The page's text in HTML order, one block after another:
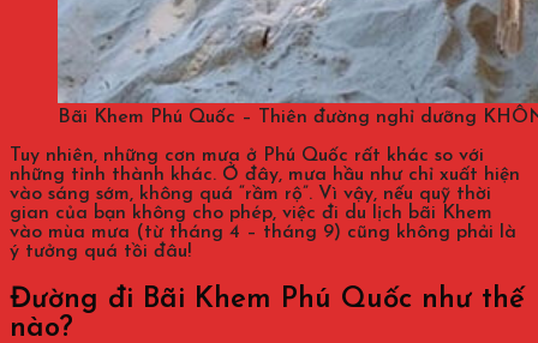
Bãi Khem Phú Quốc – Thiên đường nghỉ dưỡng
Tuy nhiên, những cơn mưa ở Phú Quốc rất khác so với
những tỉnh thành khác. Ở đây, mưa hầu như chỉ xuất hiện
vào sáng sớm, không quá “rầm rộ”. Vì vậy, nếu quỹ thời
gian của bạn không cho phép, việc đi du lịch bãi Khem
vào mùa mưa (từ tháng 4 – tháng 9) cũng không phải là
ý tưởng quá tồi đâu!
Đường đi Bãi Khem Phú Quốc như thế
nào?